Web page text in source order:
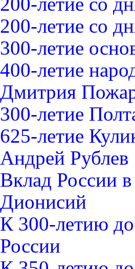
200-летие со
300-летие
400-летие
Дмитрия
300-летие
625-летие
Андрей Рублев
Вклад России
Дионисий
К 300-летию
России